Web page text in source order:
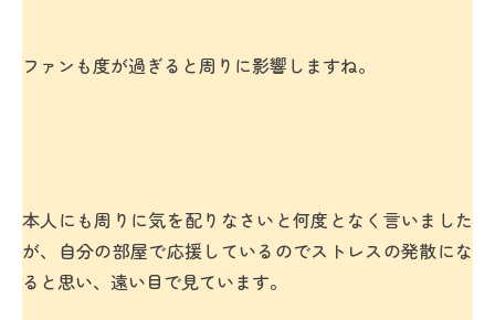
ファンも度が過ぎると周りに影響しますね。
本人にも周りに気を配りなさいと何度となく言いました
が、自分の部屋で応援しているのでストレスの発散にな
ると思い、遠い目で見ています。